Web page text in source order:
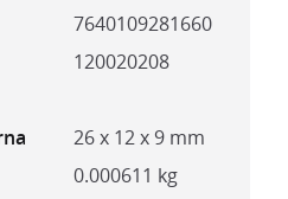
7640109281660
120020208
26 x 12 x 9 mm
0.000611 kg